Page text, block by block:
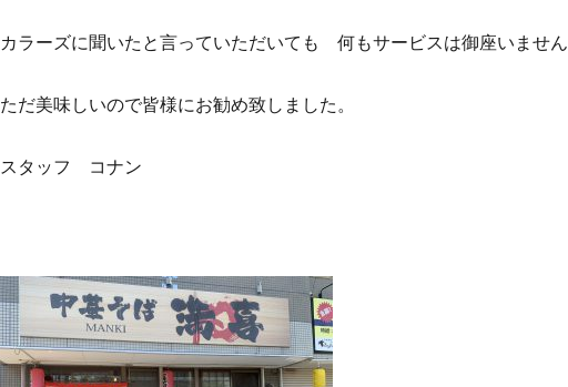
カラーズに聞いたと言っていただいても 何もサービスは御座いません
ただ美味しいので皆様にお勧め致しました。
スタッフ コナン